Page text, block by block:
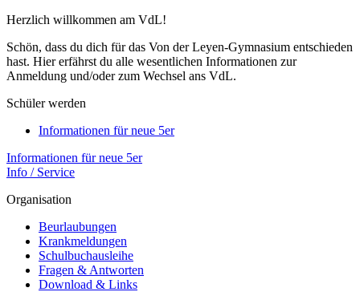
Herzlich willkommen am VdL!
Schön, dass du dich für das Von der Leyen-Gymnasium entschieden
hast. Hier erfährst du alle wesentlichen Informationen zur
Anmeldung und/oder zum Wechsel ans VdL.
Schüler werden
Informationen für neue 5er
Informationen für neue 5er
Info / Service
Organisation
Beurlaubungen
Krankmeldungen
Schulbuchausleihe
Fragen & Antworten
Download & Links